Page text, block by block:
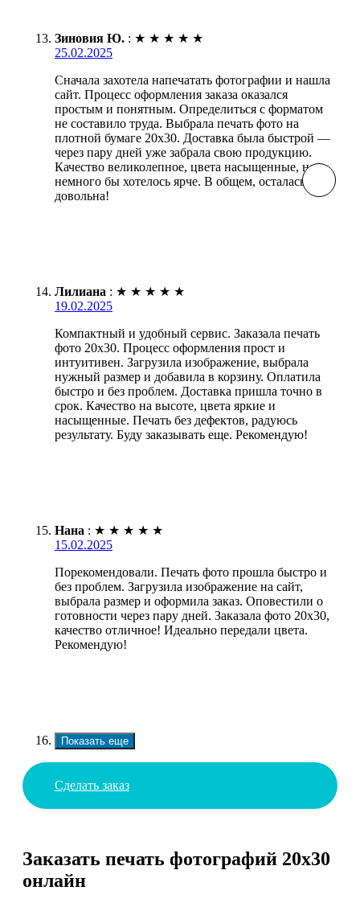
Зиновия Ю. : ★ ★ ★ ★ ★
25.02.2025
Сначала захотела напечатать фотографии и нашла
сайт. Процесс оформления заказа оказался
простым и понятным. Определиться с форматом
не составило труда. Выбрала печать фото на
плотной бумаге 20х30. Доставка была быстрой —
через пару дней уже забрала свою продукцию.
Качество великолепное, цвета насыщенные, но
немного бы хотелось ярче. В общем, осталась
довольна!
Лилиана : ★ ★ ★ ★ ★
19.02.2025
Компактный и удобный сервис. Заказала печать
фото 20х30. Процесс оформления прост и
интуитивен. Загрузила изображение, выбрала
нужный размер и добавила в корзину. Оплатила
быстро и без проблем. Доставка пришла точно в
срок. Качество на высоте, цвета яркие и
насыщенные. Печать без дефектов, радуюсь
результату. Буду заказывать еще. Рекомендую!
Нана : ★ ★ ★ ★ ★
15.02.2025
Порекомендовали. Печать фото прошла быстро и
без проблем. Загрузила изображение на сайт,
выбрала размер и оформила заказ. Оповестили о
готовности через пару дней. Заказала фото 20х30,
качество отличное! Идеально передали цвета.
Рекомендую!
Показать еще
Сделать заказ
Заказать печать фотографий 20х30
онлайн